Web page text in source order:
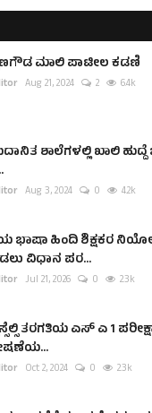
ಮಾಲಿ ಪಾಟೀಲ ಕಡಣಿ
Aug 21, 2024 2 6.4k
ಶಾಲೆಗಳಲ್ಲಿ ಖಾಲಿ
Aug 3, 2024 0 4.2k
ಭಾಷಾ ಹಿಂದಿ ಶಿಕ್ಷಕರ
ವಿಧಾನ ಪರ...
Jul 21, 2026 0 2.3k
ತರಗತಿಯ ಎಸ್ ಎ 1
Oct 2, 2024 0 2.3k